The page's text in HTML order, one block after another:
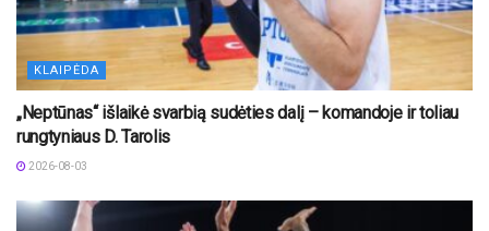
KLAIPĖDA
„Neptūnas“ išlaikė svarbią sudėties dalį – komandoje ir toliau
rungtyniaus D. Tarolis
2026-08-03